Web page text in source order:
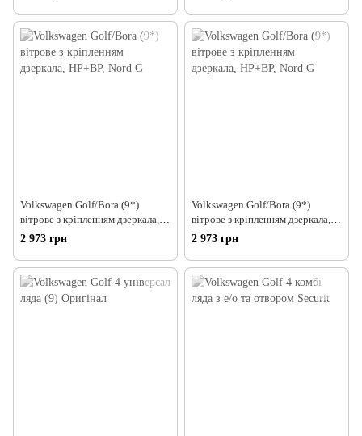
Volkswagen Golf/Bora (9*)
вітрове з кріпленням дзеркала,
HP+ВР, Nord G
2 973 грн
Volkswagen Golf/Bora (9*)
вітрове з кріпленням дзеркала,
HP+ВР, Nord G
2 973 грн